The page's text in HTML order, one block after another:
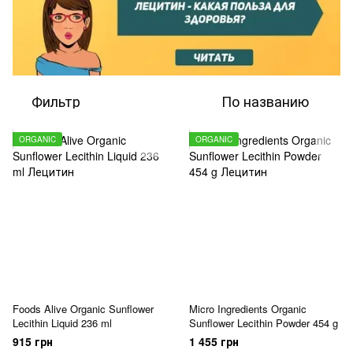
Фильтр По названию
ORGANIC
Foods Alive Organic Sunflower
Lecithin Liquid 236 ml
915 грн
ORGANIC
Micro Ingredients Organic
Sunflower Lecithin Powder 454 g
1 455 грн